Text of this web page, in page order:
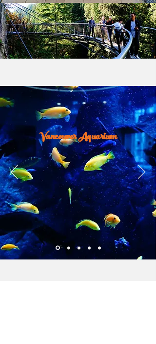
Vancouver Aquarium